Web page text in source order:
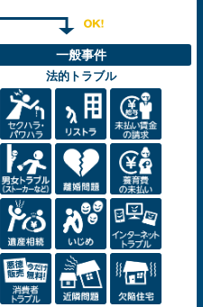
一般事件
法的トラブル